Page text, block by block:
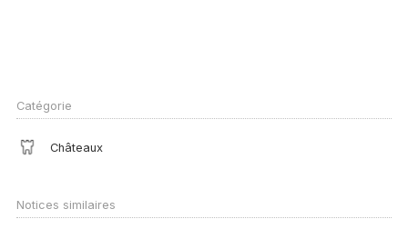
Catégorie
Châteaux
Notices similaires